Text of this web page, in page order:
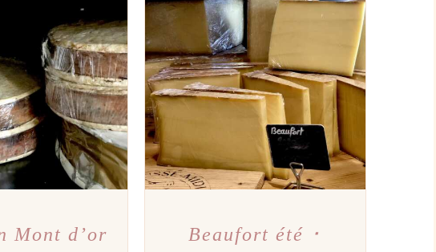
/ APERÇU
Mont d’or
AJOUTER AU PANIER / APERÇU
Beaufort été ･